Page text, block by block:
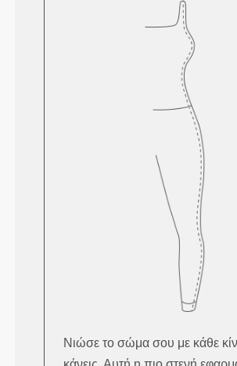
Νιώσε το σώμα σου με κάθε